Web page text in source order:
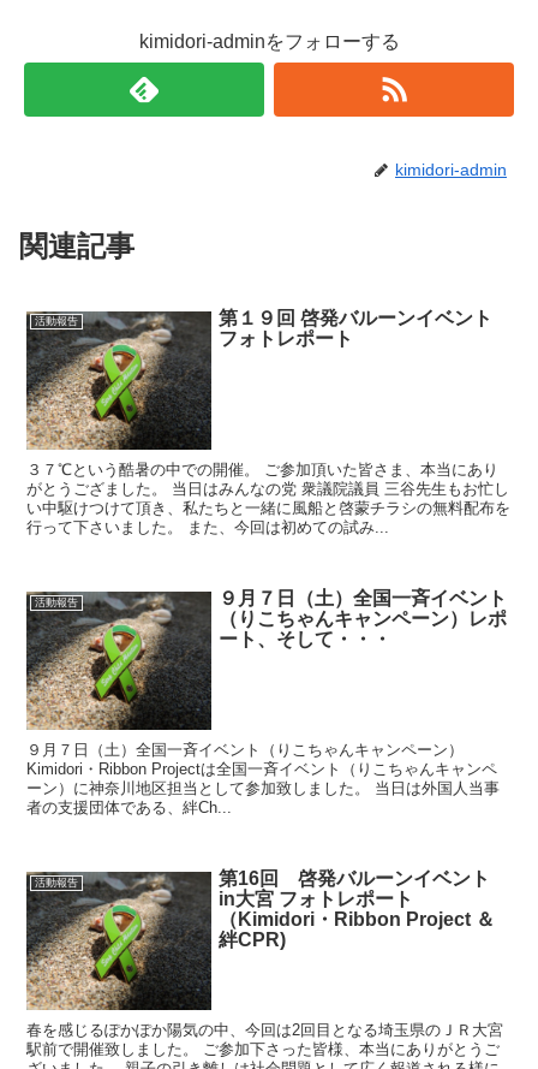
kimidori-adminをフォローする
kimidori-admin
関連記事
活動報告
第１９回 啓発バルーンイベント
フォトレポート
３７℃という酷暑の中での開催。 ご参加頂いた皆さま、本当にあり
がとうござました。 当日はみんなの党 衆議院議員 三谷先生もお忙し
い中駆けつけて頂き、私たちと一緒に風船と啓蒙チラシの無料配布を
行って下さいました。 また、今回は初めての試み...
活動報告
９月７日（土）全国一斉イベント
（りこちゃんキャンペーン）レポ
ート、そして・・・
９月７日（土）全国一斉イベント（りこちゃんキャンペーン）
Kimidori・Ribbon Projectは全国一斉イベント（りこちゃんキャンペ
ーン）に神奈川地区担当として参加致しました。 当日は外国人当事
者の支援団体である、絆Ch...
活動報告
第16回 啓発バルーンイベント
in大宮 フォトレポート
（Kimidori・Ribbon Project ＆
絆CPR)
春を感じるぽかぽか陽気の中、今回は2回目となる埼玉県のＪＲ大宮
駅前で開催致しました。 ご参加下さった皆様、本当にありがとうご